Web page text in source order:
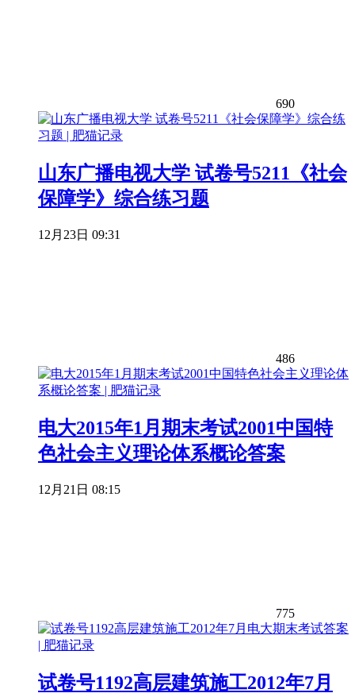
690
山东广播电视大学 试卷号5211《社会
保障学》综合练习题
12月23日 09:31
486
电大2015年1月期末考试2001中国特
色社会主义理论体系概论答案
12月21日 08:15
775
试卷号1192高层建筑施工2012年7月